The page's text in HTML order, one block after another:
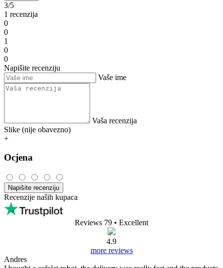
3/5
1 recenzija
0
0
1
0
0
Napišite recenziju
Vaše ime
Vaša recenzija
Slike (nije obavezno)
+
Ocjena
Napišite recenziju
Recenzije naših kupaca
Reviews 79 • Excellent
4.9
more reviews
Andres